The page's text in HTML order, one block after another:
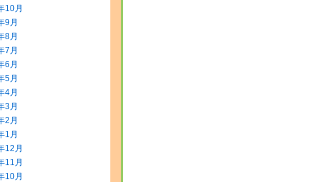
10月
9月
8月
7月
6月
5月
4月
3月
2月
1月
12月
11月
10月